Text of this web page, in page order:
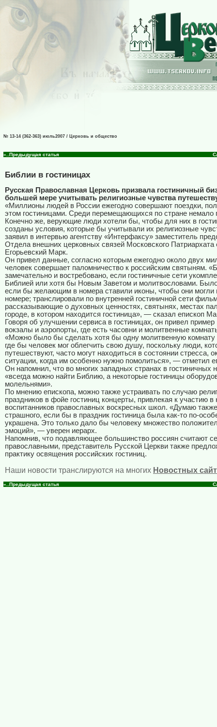
№ 13-14 (362-363) июль2007 / Церковь и общество
«..Предыдущая статья
Библии в гостиницах
Русская Православная Церковь призвала гостиничный
большей мере учитывать религиозные чувства
«Миллионы людей в России ежегодно совершают поездки,
этом гостиницами. Среди перемещающихся по стране немало
Конечно же, верующие люди хотели бы, чтобы для них в
созданы условия, которые бы учитывали их религиозные
заявил в интервью агентству «Интерфаксу» заместитель
Отдела внешних церковных связей Московского Патриархата
Егорьевский Марк.
Он привел данные, согласно которым ежегодно около двух
человек совершает паломничество к российским святыням.
замечательно и востребовано, если гостиничные сети
Библией или хотя бы Новым Заветом и молитвословами.
если бы желающим в номера ставили иконы, чтобы они могли
номере; транслировали по внутренней гостиничной сети
рассказывающие о духовных ценностях, святынях, местах
городе, в котором находится гостиница», — сказал епископ
Говоря об улучшении сервиса в гостиницах, он привел пример
вокзалы и аэропорты, где есть часовни и молитвенные
«Можно было бы сделать хотя бы одну молитвенную комнату
где бы человек мог облегчить свою душу, поскольку люди,
путешествуют, часто могут находиться в состоянии стресса,
ситуации, когда им особенно нужно помолиться», — отметил
Он напомнил, что во многих западных странах в гостиничных
«всегда можно найти Библию, а некоторые гостиницы
молельнями».
По мнению епископа, можно также устраивать по случаю
праздников в фойе гостиниц концерты, привлекая к участию в
воспитанников православных воскресных школ. «Думаю
страшного, если бы в праздник гостиница была как-то по-
украшена. Это только дало бы человеку множество
эмоций», — уверен иерарх.
Напомнив, что подавляющее большинство россиян считают
православными, представитель Русской Церкви также
практику освящения российских гостиниц.
Наши новости транслируются на многих Новостных
«..Предыдущая статья